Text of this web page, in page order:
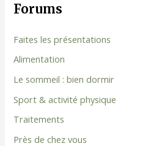
Forums
Faites les présentations
Alimentation
Le sommeil : bien dormir
Sport & activité physique
Traitements
Près de chez vous